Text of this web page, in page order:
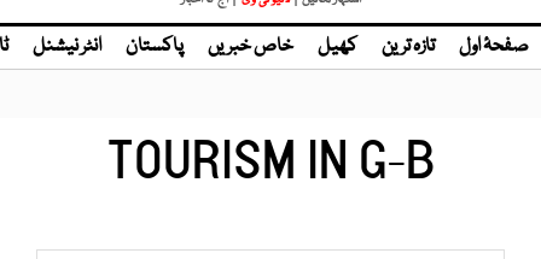
صفحۂ اول تازہ ترین کھیل خاص خبریں پاکستان انٹر نیشنل
TOURISM IN G-B